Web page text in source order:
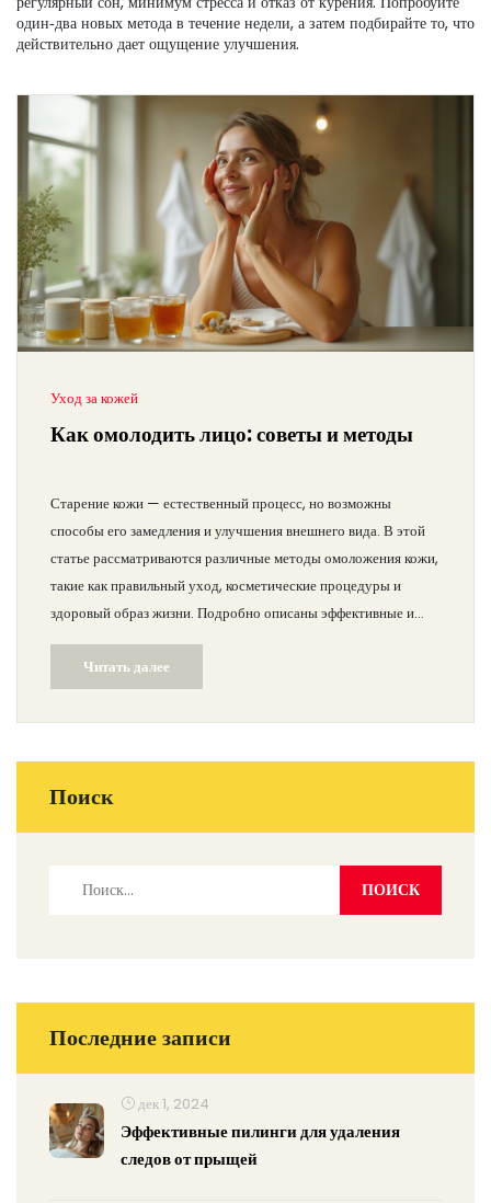
один‑два новых метода в течение недели, а затем подбирайте то, что
действительно дает ощущение улучшения.
Уход за кожей
Как омолодить лицо: советы и методы
Старение кожи — естественный процесс, но возможны
способы его замедления и улучшения внешнего вида. В этой
статье рассматриваются различные методы омоложения кожи,
такие как правильный уход, косметические процедуры и
здоровый образ жизни. Подробно описаны эффективные и
доступные способы борьбы с признаками старения.
Читать далее
Поиск
Последние записи
дек 1, 2024
Эффективные пилинги для удаления
следов от прыщей